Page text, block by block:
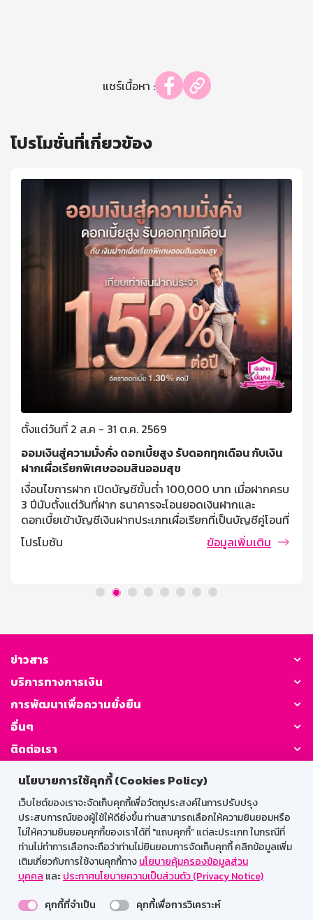
นโยบายการใช้คุกกี้ (Cookies Policy)
เว็บไซต์ของเราจะจัดเก็บคุกกี้เพื่อวัตถุประสงค์ในการปรับปรุง
ประสบการณ์ของผู้ใช้ให้ดียิ่งขึ้น ท่านสามารถเลือกให้ความยินยอมหรือ
ไม่ให้ความยินยอมคุกกี้ของเราได้ที่ "แถบคุกกี้” แต่ละประเภท ในกรณีที่
ท่านไม่ทำการเลือกจะถือว่าท่านไม่ยินยอมการจัดเก็บคุกกี้ คลิกข้อมูลเพิ่ม
เติมเกี่ยวกับการใช้งานคุกกี้ทางนโยบายคุ้มครองข้อมูลส่วน
บุคคล และประกาศนโยบายความเป็นส่วนตัว (Privacy Notice)
คุกกี้ที่จำเป็น
คุกกี้เพื่อการวิเคราะห์
แชร์เนื้อหา :
โปรโมชั่นที่เกี่ยวข้อง
ตั้งแต่วันที่ 2 ส.ค - 31 ต.ค. 2569
ออมเงินสู่ความมั่งคั่ง ดอกเบี้ยสูง รับดอกทุกเดือน กับเงิน
ฝากเผื่อเรียกพิเศษออมสินออมสุข
เงื่อนไขการฝาก เปิดบัญชีขั้นต่ำ 100,000 บาท เมื่อฝากครบ
3 ปีนับตั้งแต่วันที่ฝาก ธนาคารจะโอนยอดเงินฝากและ
ดอกเบี้ยเข้าบัญชีเงินฝากประเภทเผื่อเรียกที่เป็นบัญชีคู่โอนที่
ผู้ฝากแจ้งไว้ ฝากครั้งละไม่ต่ำกว่า 10,000 บาท ไม่จำกัด
วงเงินรับฝากสูงสุด บุคคลธรรมดาที่มีอายุตั้งแต่ 7 ปี ขึ้นไป
ครั้งละเท่าใดก็ได้ ถอนหรือปิดบัญชีก่อนฝากครบ 3 ปี จำนวน
ที่ลงรับไปแล้วธนาคารจะไม่เรียกคืน ภาษี ณ ที่จ่าย บุคคล
ธรรมดาไม่เสียภาษี นิติบุคคลหักภาษี ณ ที่จ่าย ตามประกาศ
กรมสรรพากร ระยะเวลาจ่ายดอกเบี้ย จ่ายดอกเบี้ยทุกเดือน
โดยโอนเข้าบัญชีเงินฝากประเภทเผื่อเรียกที่เป็นบัญชีคู่โอน
โปรโมชัน ข้อมูลเพิ่มเติม
ข่าวสาร
บริการทางการเงิน
การพัฒนาเพื่อความยั่งยืน
อื่นๆ
ติดต่อเรา
GSB Society:
สำหรับพนักงาน
Web HR
GSB Wisdom
M-Search
เข้าสู่ระบบเน็ตเมล